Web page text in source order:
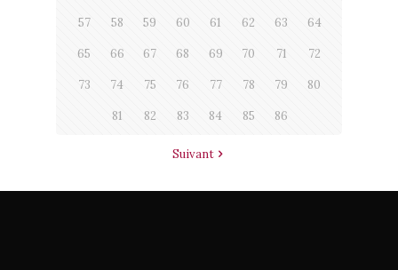
57 58 59 60 61 62 63 64
65 66 67 68 69 70 71 72
73 74 75 76 77 78 79 80
81 82 83 84 85 86
Suivant